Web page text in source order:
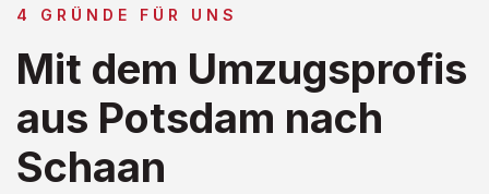
4 GRÜNDE FÜR UNS
Mit dem Umzugsprofis
aus Potsdam nach
Schaan